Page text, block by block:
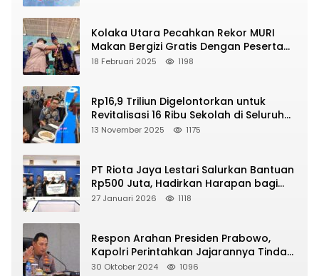
Kolaka Utara Pecahkan Rekor MURI
Makan Bergizi Gratis Dengan Peserta
Terbanyak
18 Februari 2025 1198
Rp16,9 Triliun Digelontorkan untuk
Revitalisasi 16 Ribu Sekolah di Seluruh
Indonesia
13 November 2025 1175
PT Riota Jaya Lestari Salurkan Bantuan
Rp500 Juta, Hadirkan Harapan bagi
Korban Bencana di Sumatera
27 Januari 2026 1118
Respon Arahan Presiden Prabowo,
Kapolri Perintahkan Jajarannya Tindak
Tegas Pelaku Judi Online
30 Oktober 2024 1096